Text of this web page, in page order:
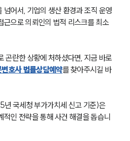
성원 소개
언론보도
공지사항
률 블로그
넘어서, 기업의 생산 환경과 조직 운영
근으로 의뢰인의 법적 리스크를 최소
곤란한 상황에 처하셨다면, 지금 바로
호사 법률상담예약를 찾아주시길 바
년 국세청 부가가치세 신고 기준)은
적인 전략을 통해 사건 해결을 돕습니